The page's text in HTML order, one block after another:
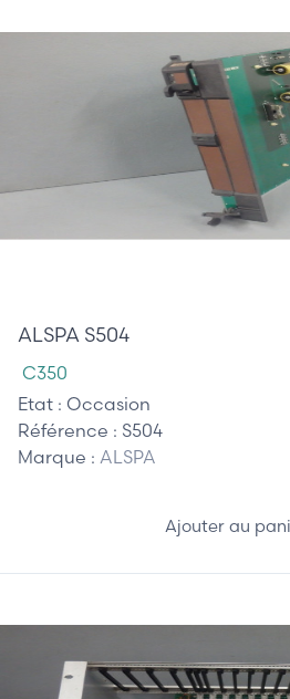
ALSPA S504
C350
Etat : Occasion
Référence : S504
Marque : ALSPA
Ajouter au